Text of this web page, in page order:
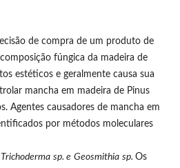
de compra de um produto de
fúngica da madeira de
estéticos e geralmente causa sua
mancha em madeira de Pinus
Agentes causadores de mancha em
por métodos moleculares
Trichoderma sp. e Geosmithia sp. Os